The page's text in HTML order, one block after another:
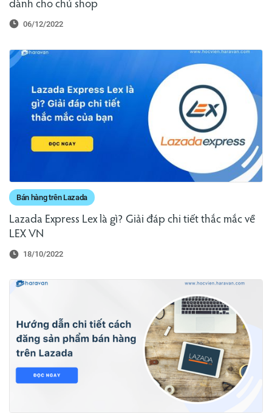
dành cho chủ shop
06/12/2022
Bán hàng trên Lazada
Lazada Express Lex là gì? Giải đáp chi tiết thắc mắc về
LEX VN
18/10/2022